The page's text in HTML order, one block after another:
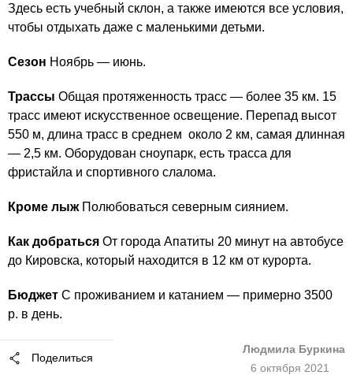
Здесь есть учебный склон, а также имеются все условия,
чтобы отдыхать даже с маленькими детьми.
Сезон Ноябрь — июнь.
Трассы Общая протяженность трасс — более 35 км. 15
трасс имеют искусственное освещение. Перепад высот
550 м, длина трасс в среднем около 2 км, самая длинная
— 2,5 км. Оборудован сноупарк, есть трасса для
фристайла и спортивного слалома.
Кроме лыжПолюбоваться северным сиянием.
Как добраться От города Апатиты 20 минут на автобусе
до Кировска, который находится в 12 км от курорта.
Бюджет С проживанием и катанием — примерно 3500
р. в день.
Поделиться
Людмила Буркина
6 октября 2021